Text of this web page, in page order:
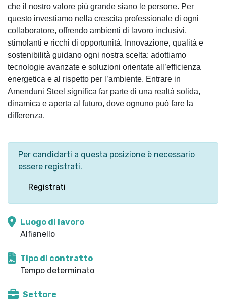
che il nostro valore più grande siano le persone. Per
questo investiamo nella crescita professionale di ogni
collaboratore, offrendo ambienti di lavoro inclusivi,
stimolanti e ricchi di opportunità. Innovazione, qualità e
sostenibilità guidano ogni nostra scelta: adottiamo
tecnologie avanzate e soluzioni orientate all’efficienza
energetica e al rispetto per l’ambiente. Entrare in
Amenduni Steel significa far parte di una realtà solida,
dinamica e aperta al futuro, dove ognuno può fare la
differenza.
Per candidarti a questa posizione è necessario
essere registrati.
Registrati
Luogo di lavoro
Alfianello
Tipo di contratto
Tempo determinato
Settore